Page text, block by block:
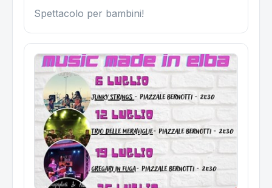
Spettacolo per bambini!